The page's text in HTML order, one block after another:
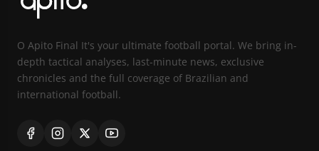
O Apito Final It's your ultimate football portal. We bring in-
depth tactical analyses, last-minute news, exclusive
chronicles and the full coverage of Brazilian and
international football.